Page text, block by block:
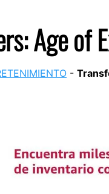
Age of
-